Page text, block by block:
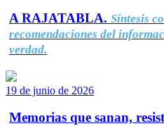
A RAJATABLA. Síntesis
recomendaciones del
verdad.
19 de junio de 2026
Memorias que sanan,